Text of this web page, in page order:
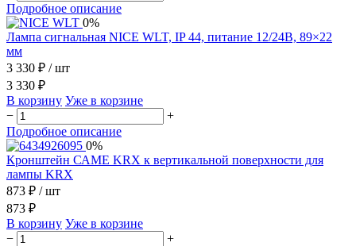
Подробное описание
0%
Лампа сигнальная NICE WLT, IP 44, питание 12/24В, 89×22
мм
3 330 ₽ / шт
3 330 ₽
В корзину Уже в корзине
−
+
Подробное описание
0%
Кронштейн САМЕ KRX к вертикальной поверхности для
лампы KRX
873 ₽ / шт
873 ₽
В корзину Уже в корзине
−
+